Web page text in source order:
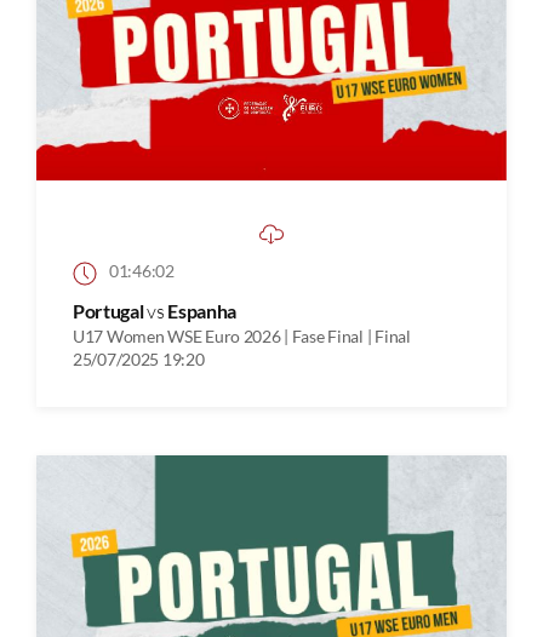
01:46:02
Portugalvs Espanha
U17 Women WSE Euro 2026 | Fase Final | Final
25/07/2025 19:20